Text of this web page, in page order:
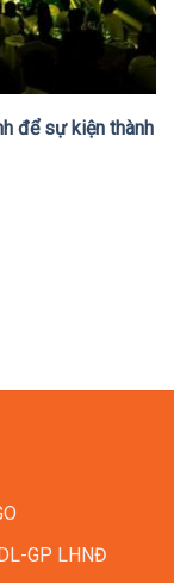
để sự kiện thành
GP LHNĐ